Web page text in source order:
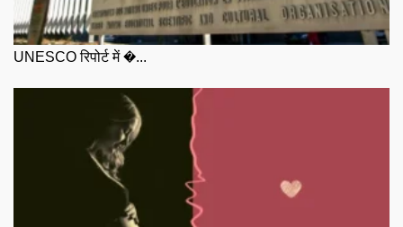
UNESCO रिपोर्ट में �...